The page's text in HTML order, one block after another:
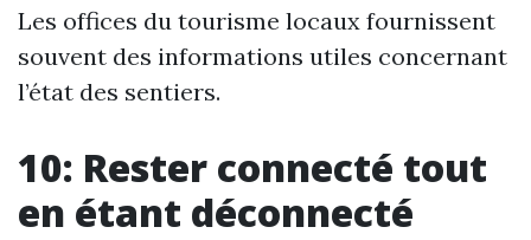
Les offices du tourisme locaux fournissent
souvent des informations utiles concernant
l’état des sentiers.
10: Rester connecté tout
en étant déconnecté